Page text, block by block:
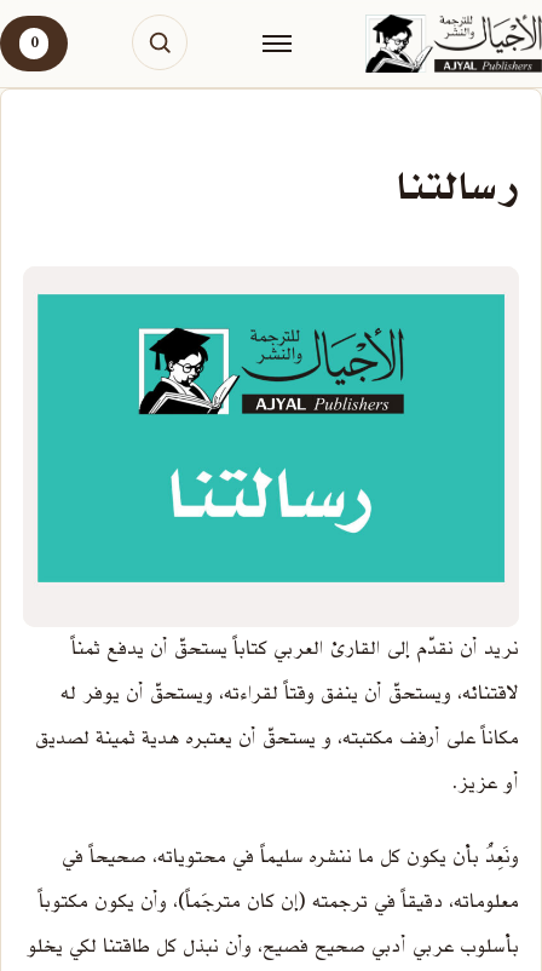
0
رسالتنا
نريد أن نقدّم إلى القارئ العربي كتاباً يستحقّ أن يدفع ثمناً
لاقتنائه، ويستحقّ أن ينفق وقتاً لقراءته، ويستحقّ أن يوفر له
مكاناً على أرفف مكتبته، و يستحقّ أن يعتبره هدية ثمينة لصديق
أو عزيز.
ونَعِدُ بأن يكون كل ما ننشره سليماً في محتوياته، صحيحاً في
معلوماته، دقيقاً في ترجمته (إن كان مترجَماً)، وأن يكون مكتوباً
بأسلوب عربي أدبي صحيح فصيح، وأن نبذل كل طاقتنا لكي يخلو